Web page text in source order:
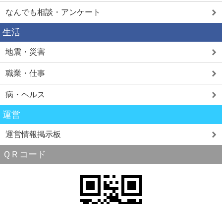
なんでも相談・アンケート
生活
地震・災害
職業・仕事
病・ヘルス
運営
運営情報掲示板
ＱＲコード